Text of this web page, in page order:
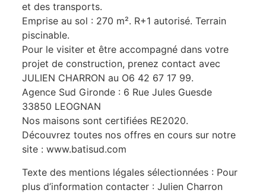
et des transports.
Emprise au sol : 270 m². R+1 autorisé. Terrain
piscinable.
Pour le visiter et être accompagné dans votre
projet de construction, prenez contact avec
JULIEN CHARRON au O6 42 67 17 99.
Agence Sud Gironde : 6 Rue Jules Guesde
33850 LEOGNAN
Nos maisons sont certifiées RE2020.
Découvrez toutes nos offres en cours sur notre
site : www.batisud.com
Texte des mentions légales sélectionnées : Pour
plus d’information contacter : Julien Charron